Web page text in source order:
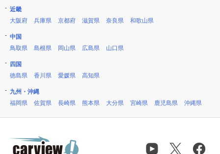
近畿
大阪府
兵庫県 京都府 滋賀県 奈良県 和歌山県
中国
鳥取県
島根県 岡山県 広島県 山口県
四国
徳島県
香川県 愛媛県 高知県
九州・沖縄
福岡県
佐賀県 長崎県 熊本県 大分県 宮崎県 鹿児島県 沖縄県